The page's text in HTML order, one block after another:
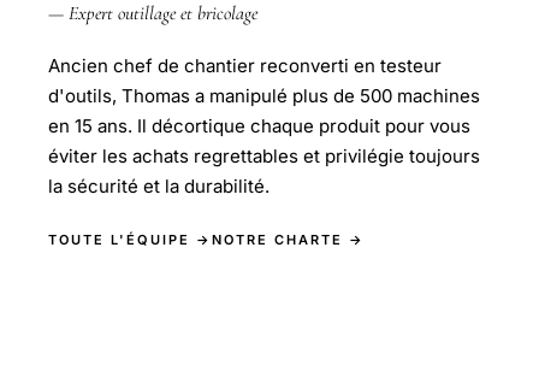
— Expert outillage et bricolage
Ancien chef de chantier reconverti en testeur
d'outils, Thomas a manipulé plus de 500 machines
en 15 ans. Il décortique chaque produit pour vous
éviter les achats regrettables et privilégie toujours
la sécurité et la durabilité.
TOUTE L'ÉQUIPE → NOTRE CHARTE →